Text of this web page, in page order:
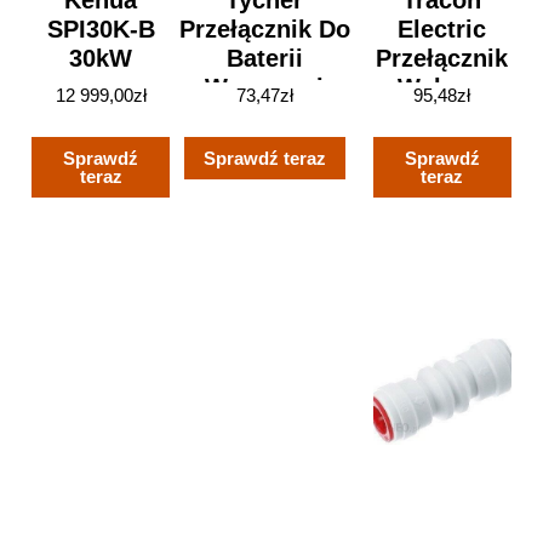
SPI30K-B
30kW
12 999,00zł
Sprawdź
teraz
Electric
Przełącznik
Wyboru
Obudowy
25A 0-1-2
TKB2594
95,48zł
Sprawdź
teraz
Przełącznik Do
Baterii
Wannowej
(CTMA_523741)
73,47zł
Sprawdź teraz